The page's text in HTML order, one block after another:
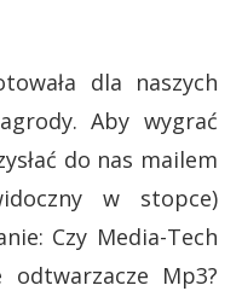
dla naszych
Aby wygrać
do nas mailem
w stopce)
Czy Media-Tech
Mp3?